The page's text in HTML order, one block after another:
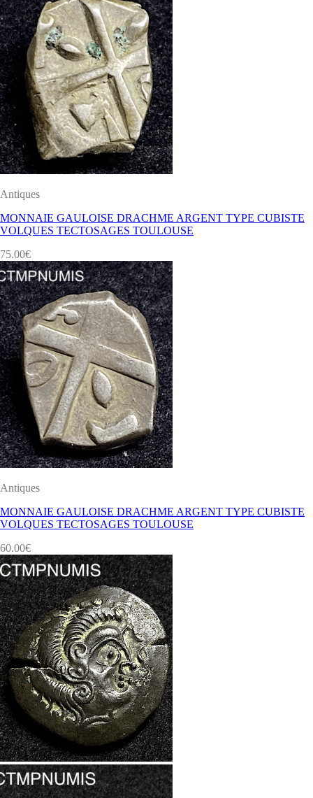
Antiques
MONNAIE GAULOISE DRACHME ARGENT TYPE CUBISTE
VOLQUES TECTOSAGES TOULOUSE
75.00€
Antiques
MONNAIE GAULOISE DRACHME ARGENT TYPE CUBISTE
VOLQUES TECTOSAGES TOULOUSE
60.00€